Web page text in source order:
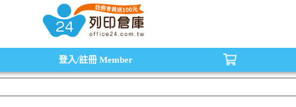
水匣,原廠碳粉匣，副廠碳粉匣，環保碳粉匣,連續供墨印表機-office24列印倉庫線上購物手機版
登入/註冊 Member